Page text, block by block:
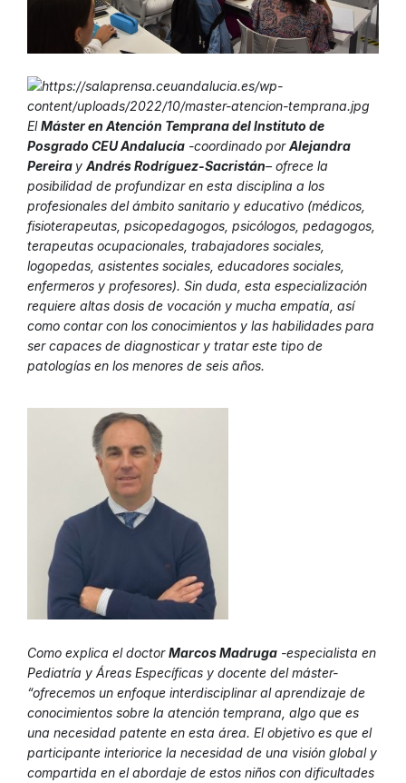
ElMáster en Atención Temprana del Instituto de
Posgrado CEU Andalucía -coordinado porAlejandra
Pereira y Andrés Rodríguez-Sacristán– ofrece la
posibilidad de profundizar en esta disciplina a los
profesionales del ámbito sanitario y educativo (médicos,
fisioterapeutas, psicopedagogos, psicólogos, pedagogos,
terapeutas ocupacionales, trabajadores sociales,
logopedas, asistentes sociales, educadores sociales,
enfermeros y profesores). Sin duda, esta especialización
requiere altas dosis de vocación y mucha empatía, así
como contar con los conocimientos y las habilidades para
ser capaces de diagnosticar y tratar este tipo de
patologías en los menores de seis años.
Como explica el doctorMarcos Madruga -especialista en
Pediatría y Áreas Específicas y docente del máster-
“ofrecemos un enfoque interdisciplinar al aprendizaje de
conocimientos sobre la atención temprana, algo que es
una necesidad patente en esta área. El objetivo es que el
participante interiorice la necesidad de una visión global y
compartida en el abordaje de estos niños con dificultades